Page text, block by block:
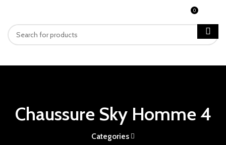
0
Chaussure Sky Homme 4
Categories